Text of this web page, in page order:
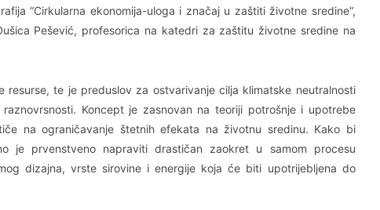
“Cirkularna ekonomija-uloga i značaj u zaštiti životne sredine“,
Pešević, profesorica na katedri za zaštitu životne sredine na
resurse, te je preduslov za ostvarivanje cilja klimatske neutralnosti
Koncept je zasnovan na teoriji potrošnje i upotrebe
na ograničavanje štetnih efekata na životnu sredinu. Kako bi
je prvenstveno napraviti drastičan zaokret u samom procesu
dizajna, vrste sirovine i energije koja će biti upotrijebljena do